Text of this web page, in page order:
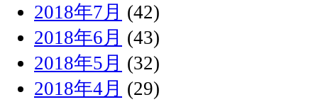
2018年7月 (42)
2018年6月 (43)
2018年5月 (32)
2018年4月 (29)